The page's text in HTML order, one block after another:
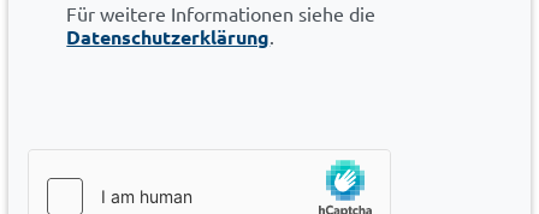
Für weitere Informationen siehe die
Datenschutzerklärung.